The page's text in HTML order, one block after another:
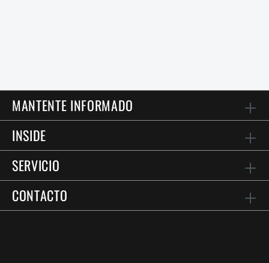
MANTENTE INFORMADO
INSIDE
SERVICIO
CONTACTO